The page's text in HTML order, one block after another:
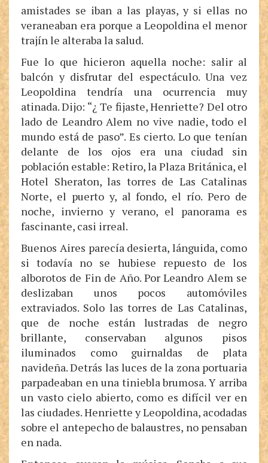
amistades se iban a las playas, y si ellas no
veraneaban era porque a Leopoldina el menor
trajín le alteraba la salud.
Fue lo que hicieron aquella noche: salir al
balcón y disfrutar del espectáculo. Una vez
Leopoldina tendría una ocurrencia muy
atinada. Dijo: “¿ Te fijaste, Henriette? Del otro
lado de Leandro Alem no vive nadie, todo el
mundo está de paso”. Es cierto. Lo que tenían
delante de los ojos era una ciudad sin
población estable: Retiro, la Plaza Británica, el
Hotel Sheraton, las torres de Las Catalinas
Norte, el puerto y, al fondo, el río. Pero de
noche, invierno y verano, el panorama es
fascinante, casi irreal.
Buenos Aires parecía desierta, lánguida, como
si todavía no se hubiese repuesto de los
alborotos de Fin de Año. Por Leandro Alem se
deslizaban unos pocos automóviles
extraviados. Solo las torres de Las Catalinas,
que de noche están lustradas de negro
brillante, conservaban algunos pisos
iluminados como guirnaldas de plata
navideña. Detrás las luces de la zona portuaria
parpadeaban en una tiniebla brumosa. Y arriba
un vasto cielo abierto, como es difícil ver en
las ciudades. Henriette y Leopoldina, acodadas
sobre el antepecho de balaustres, no pensaban
en nada.